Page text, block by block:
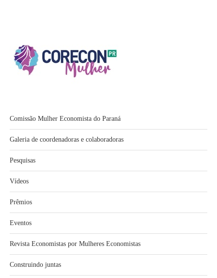
Comissão Mulher Economista do Paraná
Galeria de coordenadoras e colaboradoras
Pesquisas
Vídeos
Prêmios
Eventos
Revista Economistas por Mulheres Economistas
Construindo juntas